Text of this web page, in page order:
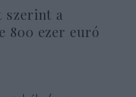
szerint a
800 ezer euró